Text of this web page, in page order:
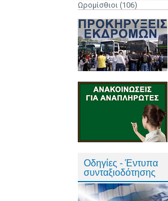
Ωρομίσθιοι (106)
Οδηγίες - Έντυπα
συνταξιοδότησης